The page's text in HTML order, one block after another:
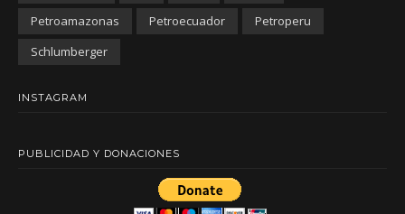
Petroamazonas
Petroecuador
Petroperu
Schlumberger
INSTAGRAM
PUBLICIDAD Y DONACIONES